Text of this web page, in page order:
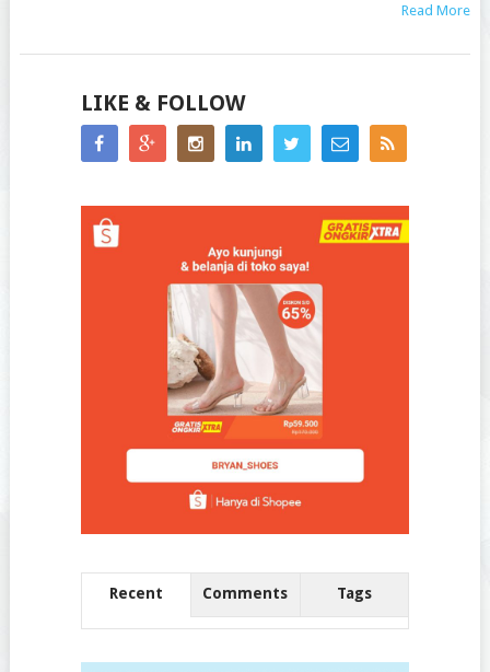
Read More
LIKE & FOLLOW
Recent Comments Tags